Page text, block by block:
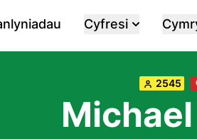
Cyfresi
2545